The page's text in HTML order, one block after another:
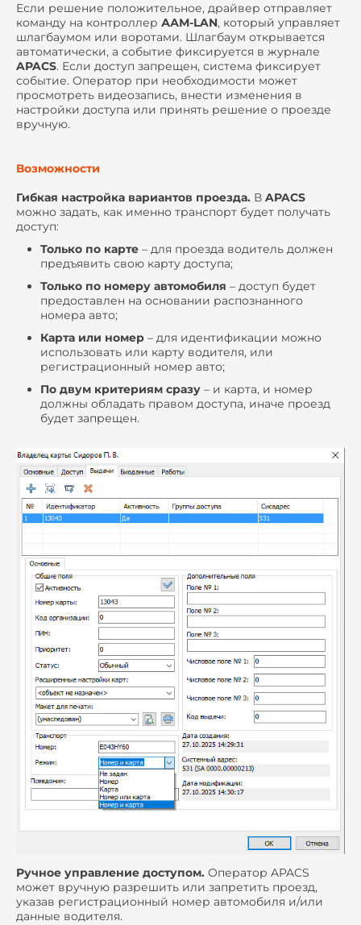
Если решение положительное, драйвер отправляет
команду на контроллер ААМ-LAN, который управляет
шлагбаумом или воротами. Шлагбаум открывается
автоматически, а событие фиксируется в журнале
APACS. Если доступ запрещен, система фиксирует
событие. Оператор при необходимости может
просмотреть видеозапись, внести изменения в
настройки доступа или принять решение о проезде
вручную.
Возможности
Гибкая настройка вариантов проезда. В APACS
можно задать, как именно транспорт будет получать
доступ:
Только по карте – для проезда водитель должен
предъявить свою карту доступа;
Только по номеру автомобиля – доступ будет
предоставлен на основании распознанного
номера авто;
Карта или номер – для идентификации можно
использовать или карту водителя, или
регистрационный номер авто;
По двум критериям сразу – и карта, и номер
должны обладать правом доступа, иначе проезд
будет запрещен.
Ручное управление доступом. Оператор APACS
может вручную разрешить или запретить проезд,
указав регистрационный номер автомобиля и/или
данные водителя.